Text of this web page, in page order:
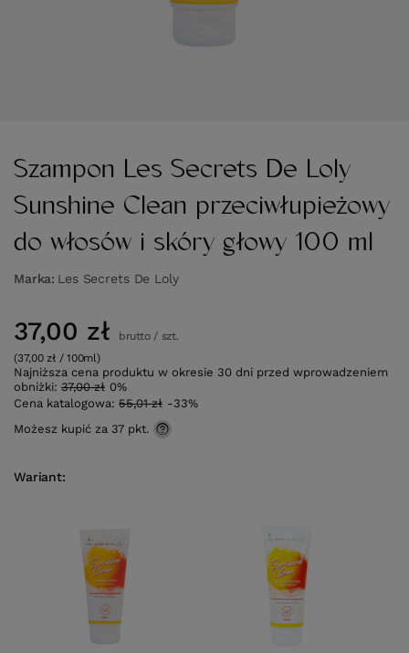
Szampon Les Secrets De Loly
Sunshine Clean przeciwłupieżowy
do włosów i skóry głowy 100 ml
Marka Les Secrets De Loly
Wariant
37,00 zł brutto/ szt.
(37,00 zł / 100ml)
Najniższa cena produktu w okresie 30 dni przed wprowadzeniem
obniżki: 37,00 zł 0%
Cena katalogowa: 55,01 zł -33%
Możesz kupić za 37 pkt.